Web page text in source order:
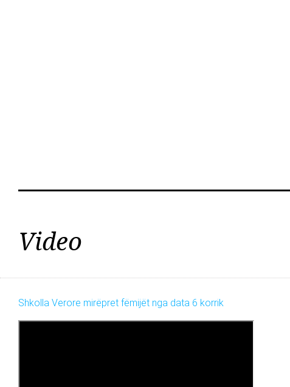
Video
Shkolla Verore mirëpret fëmijët nga data 6 korrik